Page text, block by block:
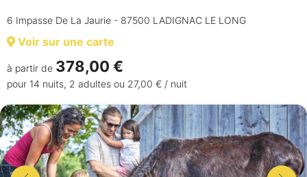
6 Impasse De La Jaurie - 87500 LADIGNAC LE LONG
Voir sur une carte
à partir de 378,00 €
pour 14 nuits, 2 adultes ou 27,00 € / nuit